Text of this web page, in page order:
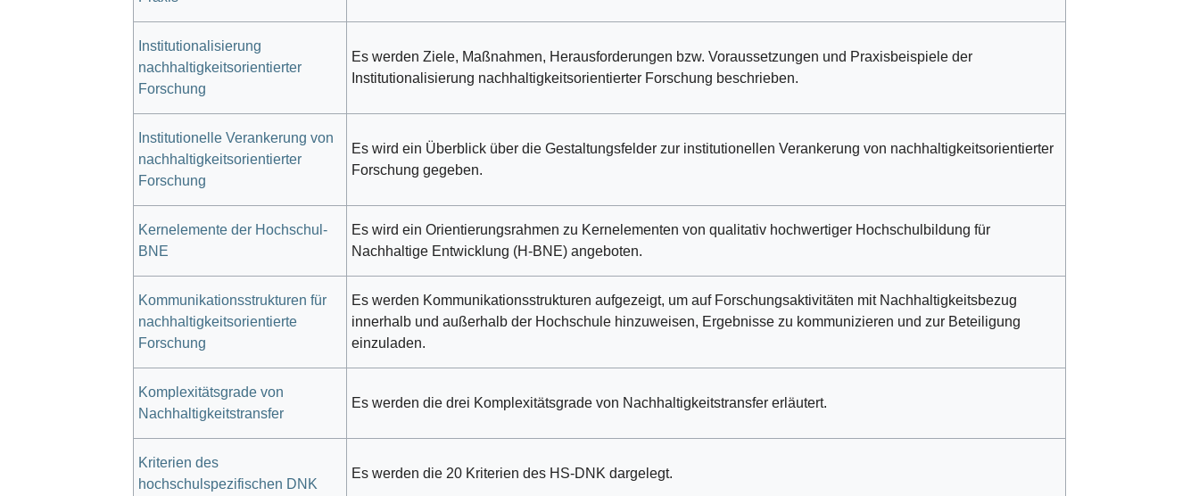
Institutionalisierung
nachhaltigkeitsorientierter
Forschung
Es werden Ziele, Maßnahmen, Herausforderungen bzw. Voraussetzungen und Praxisbeispiele der
Institutionalisierung nachhaltigkeitsorientierter Forschung beschrieben.
Institutionelle Verankerung von
nachhaltigkeitsorientierter
Forschung
Es wird ein Überblick über die Gestaltungsfelder zur institutionellen Verankerung von nachhaltigkeitsorientierter
Forschung gegeben.
Kernelemente der Hochschul-
BNE
Es wird ein Orientierungsrahmen zu Kernelementen von qualitativ hochwertiger Hochschulbildung für
Nachhaltige Entwicklung (H-BNE) angeboten.
Kommunikationsstrukturen für
nachhaltigkeitsorientierte
Forschung
Es werden Kommunikationsstrukturen aufgezeigt, um auf Forschungsaktivitäten mit Nachhaltigkeitsbezug
innerhalb und außerhalb der Hochschule hinzuweisen, Ergebnisse zu kommunizieren und zur Beteiligung
einzuladen.
Komplexitätsgrade von
Nachhaltigkeitstransfer
Es werden die drei Komplexitätsgrade von Nachhaltigkeitstransfer erläutert.
Kriterien des
hochschulspezifischen DNK
Es werden die 20 Kriterien des HS-DNK dargelegt.